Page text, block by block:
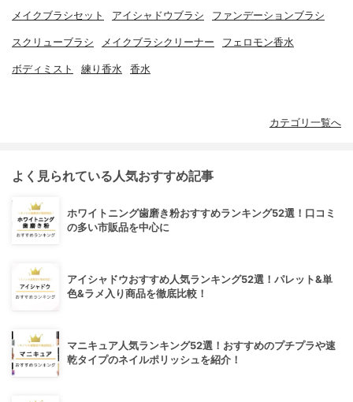
メイクブラシセット アイシャドウブラシ ファンデーションブラシ
スクリューブラシ メイクブラシクリーナー フェロモン香水
ボディミスト 練り香水 香水
カテゴリ一覧へ
よく見られている人気おすすめ記事
ホワイトニング歯磨き粉おすすめランキング52選！口コミ
の多い市販品を中心に
アイシャドウおすすめ人気ランキング52選！パレット&単
色&ラメ入り商品を徹底比較！
マニキュア人気ランキング52選！おすすめのプチプラや速
乾タイプのネイルポリッシュを紹介！